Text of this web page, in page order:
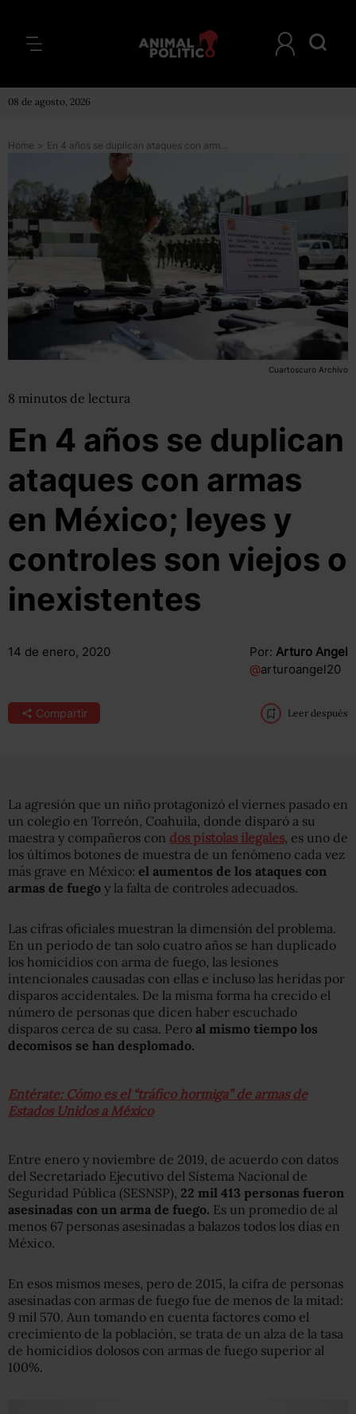
08 de agosto, 2026
Home > En 4 años se duplican ataques con armas en México; leyes y controles son viejos o inexistentes
Cuartoscuro Archivo
8 minutos de lectura
En 4 años se duplican
ataques con armas
en México; leyes y
controles son viejos o
inexistentes
14 de enero, 2020 Por: Arturo Angel
@arturoangel20
Compartir Leer después
La agresión que un niño protagonizó el viernes pasado en
un colegio en Torreón, Coahuila, donde disparó a su
maestra y compañeros con dos pistolas ilegales, es uno de
los últimos botones de muestra de un fenómeno cada vez
más grave en México: el aumentos de los ataques con
armas de fuego y la falta de controles adecuados.
Las cifras oficiales muestran la dimensión del problema.
En un periodo de tan solo cuatro años se han duplicado
los homicidios con arma de fuego, las lesiones
intencionales causadas con ellas e incluso las heridas por
disparos accidentales. De la misma forma ha crecido el
número de personas que dicen haber escuchado
disparos cerca de su casa. Pero al mismo tiempo los
decomisos se han desplomado.
Entérate: Cómo es el “tráfico hormiga” de armas de
Estados Unidos a México
Entre enero y noviembre de 2019, de acuerdo con datos
del Secretariado Ejecutivo del Sistema Nacional de
Seguridad Pública (SESNSP), 22 mil 413 personas fueron
asesinadas con un arma de fuego. Es un promedio de al
menos 67 personas asesinadas a balazos todos los días en
México.
En esos mismos meses, pero de 2015, la cifra de personas
asesinadas con armas de fuego fue de menos de la mitad:
9 mil 570. Aun tomando en cuenta factores como el
crecimiento de la población, se trata de un alza de la tasa
de homicidios dolosos con armas de fuego superior al
100%.